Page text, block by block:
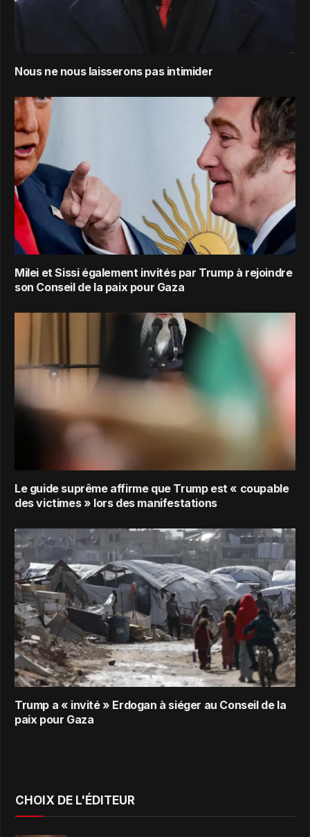
Nous ne nous laisserons pas intimider
Milei et Sissi également invités par Trump à rejoindre
son Conseil de la paix pour Gaza
Le guide suprême affirme que Trump est « coupable
des victimes » lors des manifestations
Trump a « invité » Erdogan à siéger au Conseil de la
paix pour Gaza
CHOIX DE L'ÉDITEUR